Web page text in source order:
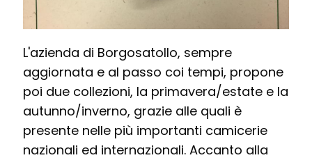
L'azienda di Borgosatollo, sempre
aggiornata e al passo coi tempi, propone
poi due collezioni, la primavera/estate e la
autunno/inverno, grazie alle quali è
presente nelle più importanti camicerie
nazionali ed internazionali. Accanto alla